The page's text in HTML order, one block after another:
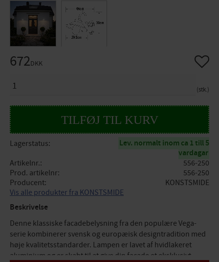
672DKK
stk.
Gem
Lagerstatus
Lev. normalt inom ca 1 till 5
vardagar
Artikelnr.
556-250
Prod. artikelnr
556-250
Producent
KONSTSMIDE
Vis alle produkter fra KONSTSMIDE
Beskrivelse
Denne klassiske facadebelysning fra den populære Vega-
serie kombinerer svensk og europæisk designtradition med
høje kvalitetsstandarder. Lampen er lavet af hvidlakeret
aluminium og er skabt til at give din facade et eksklusivt